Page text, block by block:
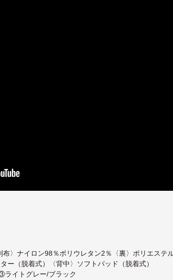
〉ナイロン98％ポリウレタン2％〈裏〉ポリエステ
ー（脱着式）〈背中〉ソフトパッド（脱着式）
イトグレー/ブラック